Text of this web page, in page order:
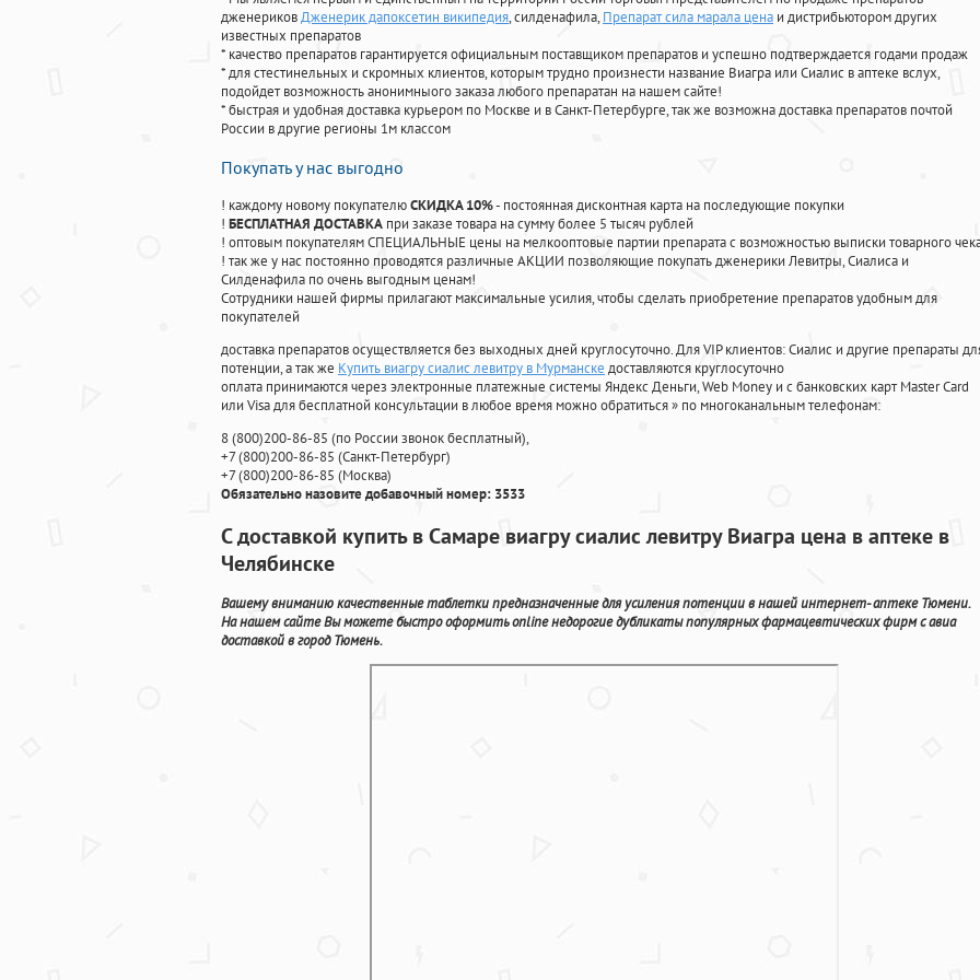
дженериковДженерик дапоксетин википедия, силденафила, Препарат сила марала цена и дистрибьютором других
известных препаратов
* качество препаратов гарантируется официальным поставщиком препаратов и успешно подтверждается годами продаж
* для стестинельных и скромных клиентов, которым трудно произнести название Виагра или Сиалис в аптеке вслух,
подойдет возможность анонимныого заказа любого препаратан на нашем сайте!
* быстрая и удобная доставка курьером по Москве и в Санкт-Петербурге, так же возможна доставка препаратов почтой
России в другие регионы 1м классом
Покупать у нас выгодно
! каждому новому покупателюСКИДКА 10%- постоянная дисконтная карта на последующие покупки
! БЕСПЛАТНАЯ ДОСТАВКА при заказе товара на сумму более 5 тысяч рублей
! оптовым покупателям СПЕЦИАЛЬНЫЕ цены на мелкооптовые партии препарата с возможностью выписки товарного
! так же у нас постоянно проводятся различные АКЦИИ позволяющие покупать дженерики Левитры, Сиалиса и
Силденафила по очень выгодным ценам!
Cотрудники нашей фирмы прилагают максимальные усилия, чтобы сделать приобретение препаратов удобным для
покупателей
доставка препаратов осуществляется без выходных дней круглосуточно. Для VIP клиентов: Сиалис и другие препараты
потенции, а так же Купить виагру сиалис левитру в Мурманске доставляются круглосуточно
оплата принимаются через электронные платежные системы Яндекс Деньги, Web Money и с банковских карт Master Card
или Visa для бесплатной консультации в любое время можно обратиться» по многоканальным телефонам:
8(800)200-86-85 (по России звонок бесплатный),
+7(800)200-86-85 (Санкт-Петербург)
+7(800)200-86-85 (Москва)
Обязательно назовите добавочный номер: 3533
С доставкой купить в Самаре виагру сиалис левитру Виагра цена в аптеке в
Челябинске
Вашему вниманию качественные таблетки предназначенные для усиления потенции в нашей интернет- аптеке Тюмени.
На нашем сайте Вы можете быстро оформить online недорогие дубликаты популярных фармацевтических фирм с авиа
доставкой в город Тюмень.